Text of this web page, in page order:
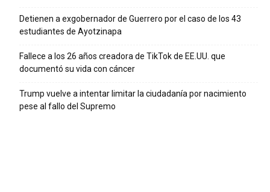
Detienen a exgobernador de Guerrero por el caso de los 43
estudiantes de Ayotzinapa
Fallece a los 26 años creadora de TikTok de EE.UU. que
documentó su vida con cáncer
Trump vuelve a intentar limitar la ciudadanía por nacimiento
pese al fallo del Supremo